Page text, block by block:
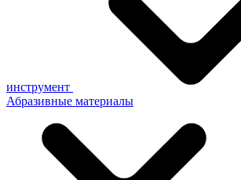
инструмент
Абразивные материалы